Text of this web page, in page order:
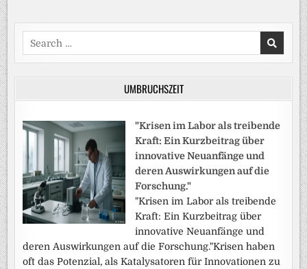
Search
for:
UMBRUCHSZEIT
"Krisen im Labor als treibende
Kraft: Ein Kurzbeitrag über
innovative Neuanfänge und
deren Auswirkungen auf die
Forschung."
"Krisen im Labor als treibende
Kraft: Ein Kurzbeitrag über
innovative Neuanfänge und
deren Auswirkungen auf die Forschung."Krisen haben
oft das Potenzial, als Katalysatoren für Innovationen zu